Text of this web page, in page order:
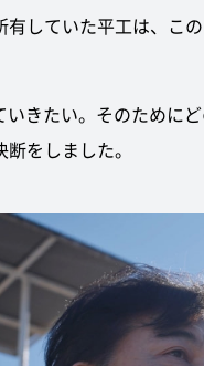
していた平工は、こ
きたい。そのために
をしました。